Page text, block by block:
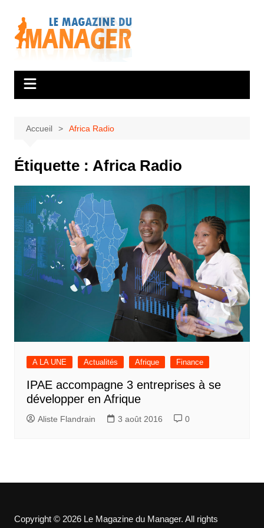
contenu
Accueil Africa Radio
Étiquette : Africa Radio
A LA UNE Actualités Afrique Finance
IPAE accompagne 3 entreprises à se
développer en Afrique
Aliste Flandrain 3 août 2016 0
Copyright © 2026 Le Magazine du Manager. All rights